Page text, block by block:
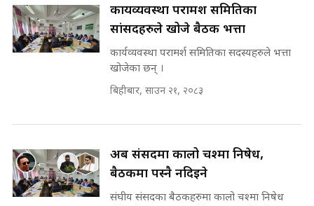
गुरुङ, भक्कानिए सांसदहरू ||
SIDHAKURA ||
SIDHAKURA INVESTIGATION
||
मन्त्री र पूर्व मन्त्रीको ७८ लाख घुस डिलको
अडियो | FULL AUDIO |
मन्त्री राजकुमारलाई घुस दिने विचौलीया
पूर्व मन्त्री रञ्जिता || SIDHAKURA
कार्यव्यवस्था परामर्श समितिका
सांसदहरुले खोजे बैठक भत्ता
कार्यव्यवस्था परामर्श समितिका सदस्यहरुले भत्ता
खोजेका छन् ।
बिहीबार, साउन २१, २०८३
अब संसदमा कालो चश्मा निषेध,
बैठकमा पस्नै नदिइने
संघीय संसदका बैठकहरुमा कालो चश्मा निषेध